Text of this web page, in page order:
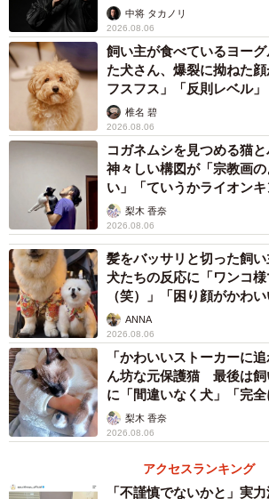
未熟」中将 タカノリ
2026.08.06
飼い主が食べているヨー
た犬さん、爆裂に拗ねた
フスフス」「反則レベル」
椎名 碧
2026.08.06
コガネムシを見つめる猫
神々しい構図が「宗教画
い」「ていうかライオンキ
梨木 香奈
2026.08.06
髪をバッサリと切った飼
犬たちの反応に「ワンコ
（笑）」「困り顔がかわい
ANNA
2026.08.06
「かわいいストーカーに
ん坊な元保護猫 最後は飼
に「間違いなく犬」「完
梨木 香奈
2026.08.06
アクセスランキング
「不謹慎でないかと」実